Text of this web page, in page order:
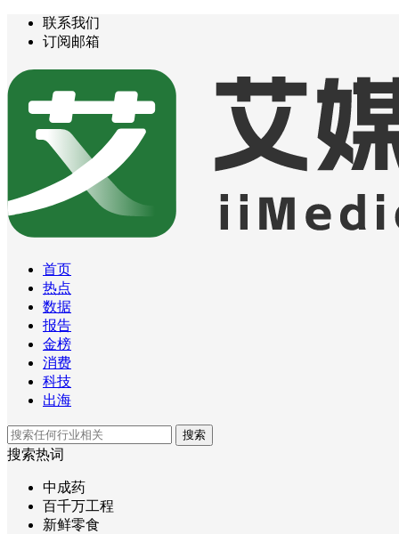
联系我们
订阅邮箱
首页
热点
数据
报告
金榜
消费
科技
出海
搜索
搜索热词
中成药
百千万工程
新鲜零食